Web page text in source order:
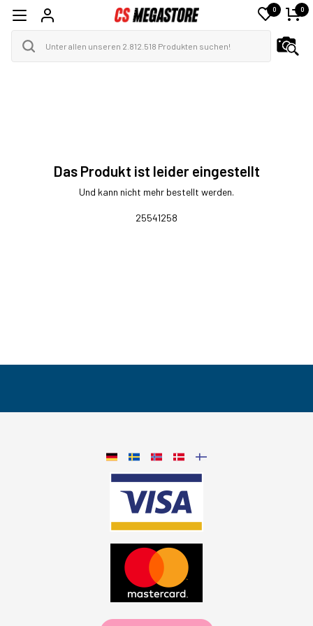
0 0
Das Produkt ist leider eingestellt
Und kann nicht mehr bestellt werden.
25541258